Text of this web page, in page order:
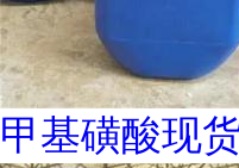
甲基磺酸现